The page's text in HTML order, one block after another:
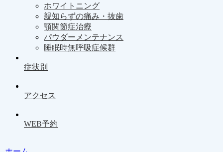
ホワイトニング
親知らずの痛み・抜歯
顎関節症治療
パウダーメンテナンス
睡眠時無呼吸症候群
症状別
アクセス
WEB予約